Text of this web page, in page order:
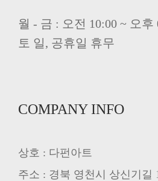
월 - 금 : 오전 10:00 ~ 오후
토 일, 공휴일 휴무
COMPANY INFO
상호 : 다펀아트
주소 : 경북 영천시 상신기길